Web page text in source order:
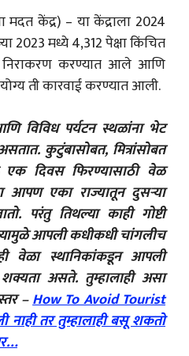
मदत केंद्र) – या केंद्राला 2024
2023 मध्ये 4,312 पेक्षा किंचित
निराकरण करण्यात आले आणि
ती कारवाई करण्यात आली.
विविध पर्यटन स्थळांना भेट
कुटुंबासोबत, मित्रांसोबत
दिवस फिरण्यासाठी वेळ
आपण एका राज्यातून दुसऱ्या
परंतु तिथल्या काही गोष्टी
आपली कधीकधी चांगलीच
वेळा स्थानिकांकडून आपली
असते. तुम्हालाही असा
–How To Avoid Tourist
नाही तर तुम्हालाही बसू शकतो